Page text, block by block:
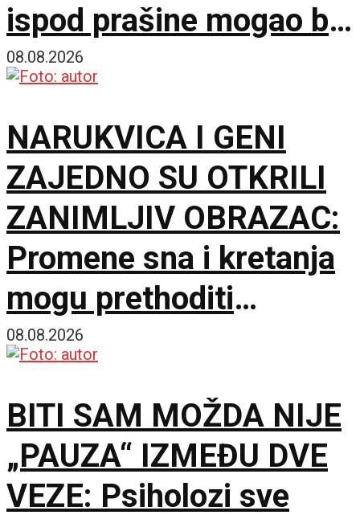
ispod prašine mogao bi
povremeno da se istopi
08.08.2026
NARUKVICA I GENI
ZAJEDNO SU OTKRILI
ZANIMLJIV OBRAZAC:
Promene sna i kretanja
mogu prethoditi
depresiji
08.08.2026
BITI SAM MOŽDA NIJE
„PAUZA“ IZMEĐU DVE
VEZE: Psiholozi sve